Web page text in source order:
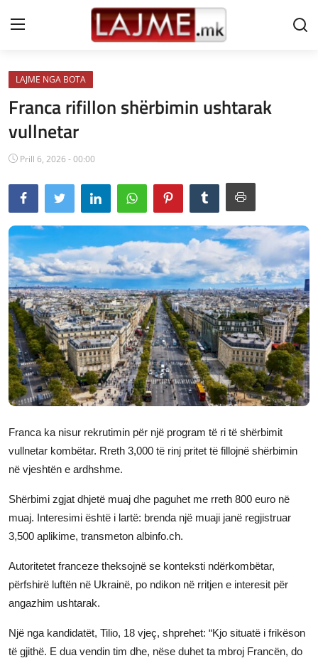
Shtëpi
LAJME MAQEDONI
SHQIPERI
KOSOVA
LAJME NGA BOTA
SHOWBIZ
SPORT
SHENDETI
JETA
Gallery
Shqip
LAJME NGA BOTA
Franca rifillon shërbimin ushtarak
vullnetar
Prill 6, 2026 - 00:00
Franca ka nisur rekrutimin për një program të ri të shërbimit
vullnetar kombëtar. Rreth 3,000 të rinj pritet të fillojnë shërbimin
në vjeshtën e ardhshme.
Shërbimi zgjat dhjetë muaj dhe paguhet me rreth 800 euro në
muaj. Interesimi është i lartë: brenda një muaji janë regjistruar
3,500 aplikime, transmeton albinfo.ch.
Autoritetet franceze theksojnë se konteksti ndërkombëtar,
përfshirë luftën në Ukrainë, po ndikon në rritjen e interesit për
angazhim ushtarak.
Një nga kandidatët, Tilio, 18 vjeç, shprehet: “Kjo situatë i frikëson
të gjithë. E dua vendin tim dhe, nëse duhet ta mbroj Francën, do